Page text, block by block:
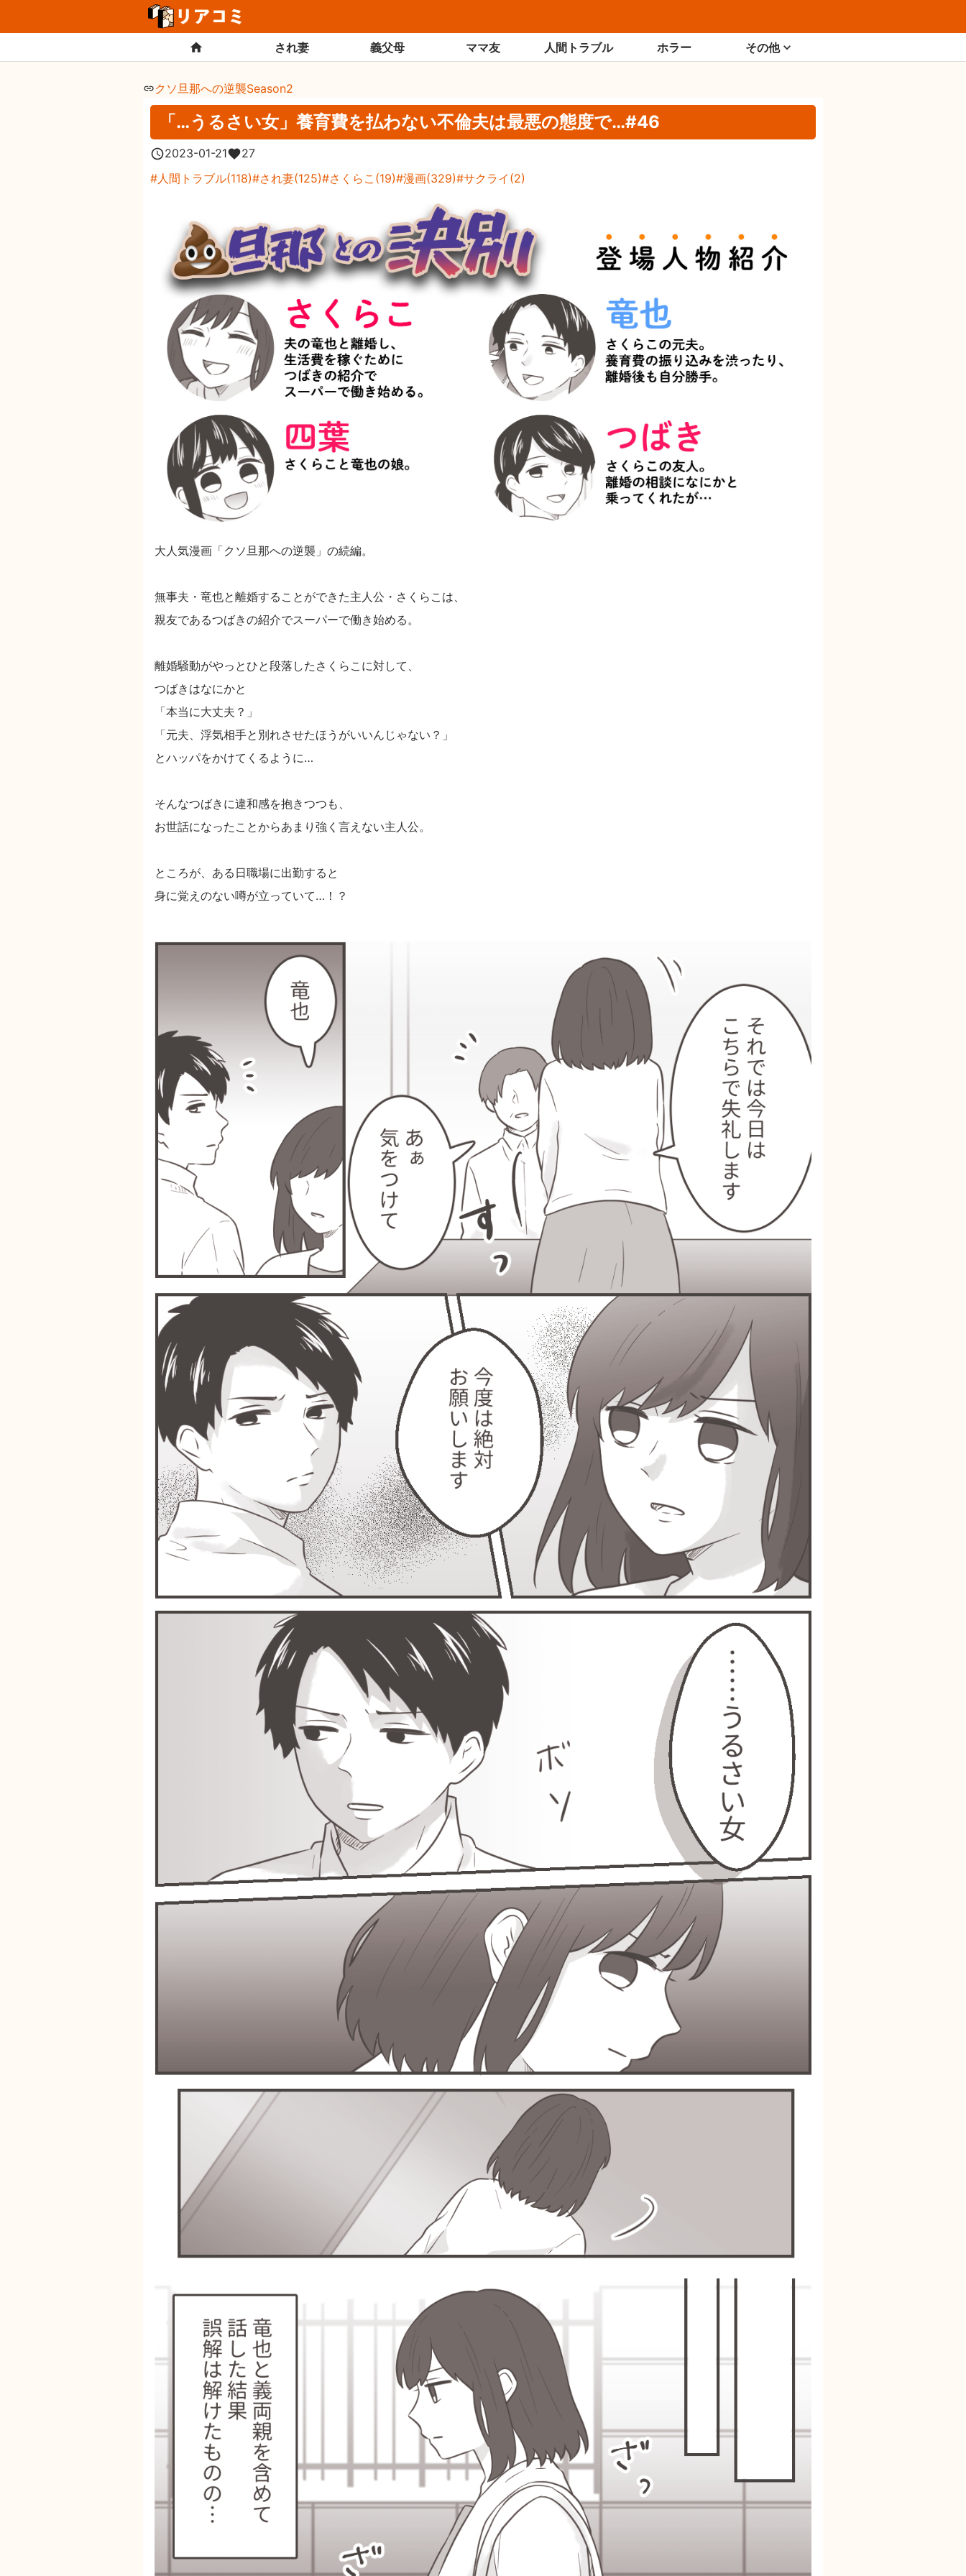
され妻 義父母 ママ友 人間トラブル ホラー その他
クソ旦那への逆襲Season2
「…うるさい女」養育費を払わない不倫夫は最悪の態度で…#46
2023-01-21
27
人間トラブル(118) され妻(125) さくらこ (19) 漫画(329) サクライ (2)
大人気漫画「クソ旦那への逆襲」の続編。
無事夫・竜也と離婚することができた主人公・さくらこは、
親友であるつばきの紹介でスーパーで働き始める。
離婚騒動がやっとひと段落したさくらこに対して、
つばきはなにかと
「本当に大丈夫？」
「元夫、浮気相手と別れさせたほうがいいんじゃない？」
とハッパをかけてくるように…
そんなつばきに違和感を抱きつつも、
お世話になったことからあまり強く言えない主人公。
ところが、ある日職場に出勤すると
身に覚えのない噂が立っていて…！？